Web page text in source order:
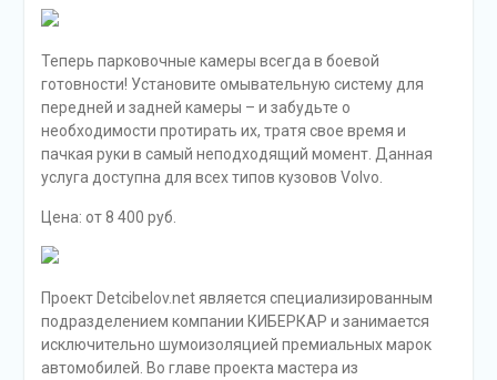
Теперь парковочные камеры всегда в боевой
готовности! Установите омывательную систему для
передней и задней камеры – и забудьте о
необходимости протирать их, тратя свое время и
пачкая руки в самый неподходящий момент. Данная
услуга доступна для всех типов кузовов Volvo.
Цена: от 8 400 руб.
Проект Detcibelov.net является специализированным
подразделением компании КИБЕРКАР и занимается
исключительно шумоизоляцией премиальных марок
автомобилей. Во главе проекта мастера из